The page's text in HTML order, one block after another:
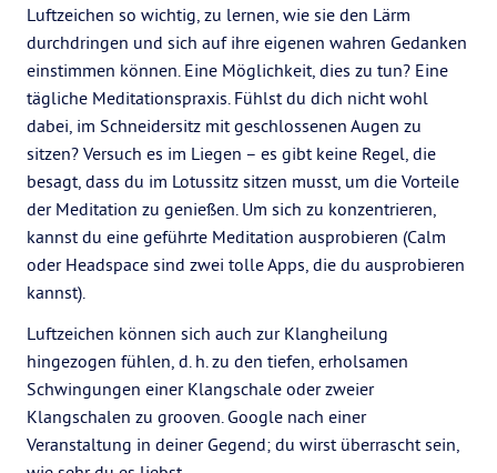
Luftzeichen so wichtig, zu lernen, wie sie den Lärm
durchdringen und sich auf ihre eigenen wahren Gedanken
einstimmen können. Eine Möglichkeit, dies zu tun? Eine
tägliche Meditationspraxis. Fühlst du dich nicht wohl
dabei, im Schneidersitz mit geschlossenen Augen zu
sitzen? Versuch es im Liegen – es gibt keine Regel, die
besagt, dass du im Lotussitz sitzen musst, um die Vorteile
der Meditation zu genießen. Um sich zu konzentrieren,
kannst du eine geführte Meditation ausprobieren (Calm
oder Headspace sind zwei tolle Apps, die du ausprobieren
kannst).
Luftzeichen können sich auch zur Klangheilung
hingezogen fühlen, d. h. zu den tiefen, erholsamen
Schwingungen einer Klangschale oder zweier
Klangschalen zu grooven. Google nach einer
Veranstaltung in deiner Gegend; du wirst überrascht sein,